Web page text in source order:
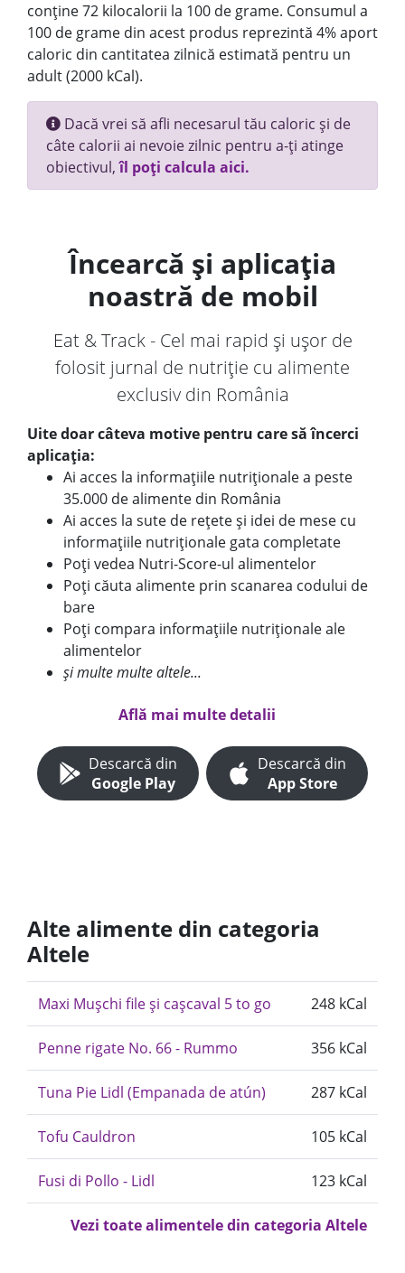
conține 72 kilocalorii la 100 de grame. Consumul a
100 de grame din acest produs reprezintă 4% aport
caloric din cantitatea zilnică estimată pentru un
adult (2000 kCal).
Dacă vrei să afli necesarul tău caloric și de
câte calorii ai nevoie zilnic pentru a-ți atinge
obiectivul,îl poți calcula aici.
Încearcă și aplicația
noastră de mobil
Eat & Track - Cel mai rapid și ușor de
folosit jurnal de nutriție cu alimente
exclusiv din România
Uite doar câteva motive pentru care să încerci
aplicația:
Ai acces la informațiile nutriționale a peste
35.000 de alimente din România
Ai acces la sute de rețete și idei de mese cu
informațiile nutriționale gata completate
Poți vedea Nutri-Score-ul alimentelor
Poți căuta alimente prin scanarea codului de
bare
Poți compara informațiile nutriționale ale
alimentelor
și multe multe altele...
Află mai multe detalii
Descarcă din
Google Play
Descarcă din
App Store
Alte alimente din categoria
Altele
Maxi Mușchi file și cașcaval 5 to go 248 kCal
Penne rigate No. 66 - Rummo 356 kCal
Tuna Pie Lidl (Empanada de atún) 287 kCal
Tofu Cauldron 105 kCal
Fusi di Pollo - Lidl 123 kCal
Vezi toate alimentele din categoria Altele